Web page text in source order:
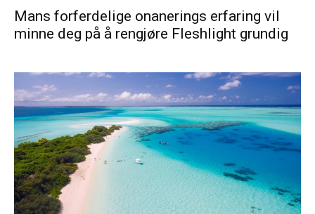
Mans forferdelige onanerings erfaring vil
minne deg på å rengjøre Fleshlight grundig